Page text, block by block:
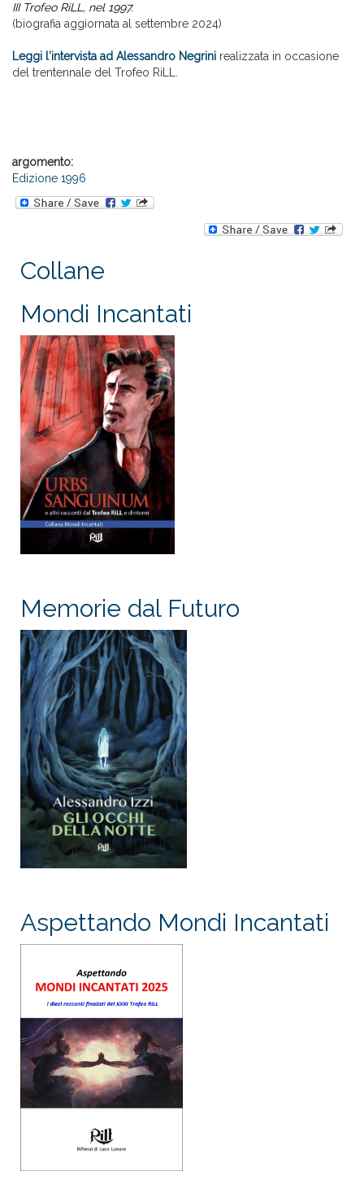
III Trofeo RiLL, nel 1997.
(biografia aggiornata al settembre 2024)
Leggi l'intervista ad Alessandro Negrini realizzata in occasione
del trentennale del Trofeo RiLL.
argomento:
Edizione 1996
Collane
Mondi Incantati
Memorie dal Futuro
Aspettando Mondi Incantati